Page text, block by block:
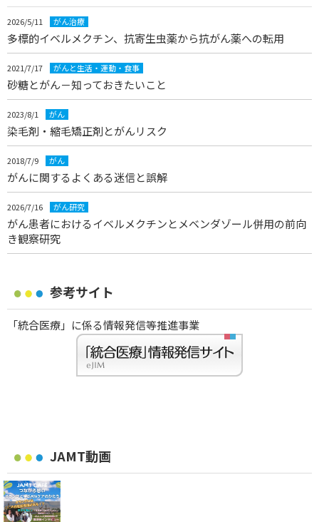
2026/5/11 がん治療
多標的イベルメクチン、抗寄生虫薬から抗がん薬への転用
2021/7/17 がんと生活・運動・食事
砂糖とがん－知っておきたいこと
2023/8/1 がん
染毛剤・縮毛矯正剤とがんリスク
2018/7/9 がん
がんに関するよくある迷信と誤解
2026/7/16 がん研究
がん患者におけるイベルメクチンとメベンダゾール併用の前向
き観察研究
参考サイト
「統合医療」に係る情報発信等推進事業
JAMT動画